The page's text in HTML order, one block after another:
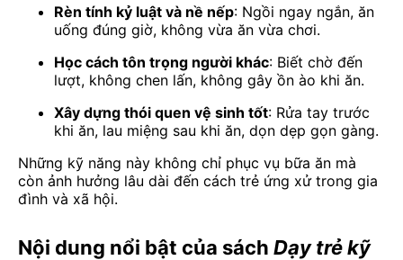
Rèn tính kỷ luật và nề nếp: Ngồi ngay ngắn, ăn
uống đúng giờ, không vừa ăn vừa chơi.
Học cách tôn trọng người khác: Biết chờ đến
lượt, không chen lấn, không gây ồn ào khi ăn.
Xây dựng thói quen vệ sinh tốt: Rửa tay trước
khi ăn, lau miệng sau khi ăn, dọn dẹp gọn gàng.
Những kỹ năng này không chỉ phục vụ bữa ăn mà
còn ảnh hưởng lâu dài đến cách trẻ ứng xử trong gia
đình và xã hội.
Nội dung nổi bật của sách Dạy trẻ kỹ